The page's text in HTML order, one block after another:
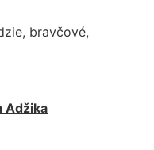
bravčové,
Adžika